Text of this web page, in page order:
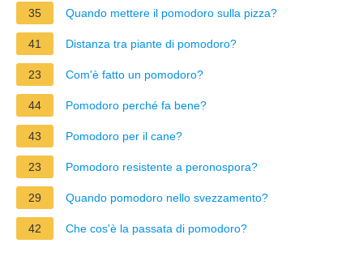
35 Quando mettere il pomodoro sulla pizza?
41 Distanza tra piante di pomodoro?
23 Com'è fatto un pomodoro?
44 Pomodoro perché fa bene?
43 Pomodoro per il cane?
23 Pomodoro resistente a peronospora?
29 Quando pomodoro nello svezzamento?
42 Che cos'è la passata di pomodoro?